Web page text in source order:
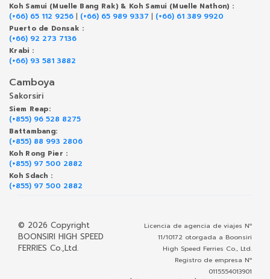
Koh Samui (Muelle Bang Rak) & Koh Samui (Muelle Nathon) :
(+66) 65 112 9256 | (+66) 65 989 9337 | (+66) 61 389 9920
Puerto de Donsak :
(+66) 92 273 7136
Krabi :
(+66) 93 581 3882
Camboya
Sakorsiri
Siem Reap:
(+855) 96 528 8275
Battambang:
(+855) 88 993 2806
Koh Rong Pier :
(+855) 97 500 2882
Koh Sdach :
(+855) 97 500 2882
© 2026 Copyright
BOONSIRI HIGH SPEED
FERRIES Co.,Ltd.
Licencia de agencia de viajes Nº
11/10172 otorgada a Boonsiri
High Speed Ferries Co., Ltd.
Registro de empresa Nº
0115554013901